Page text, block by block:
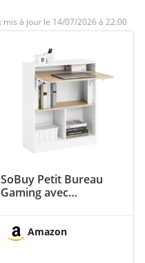
14/07/2026 à 22:00
SoBuy Petit Bureau
Gaming avec
Bureau Compacte pour
Ordinateur, Chambre ou
Amazon